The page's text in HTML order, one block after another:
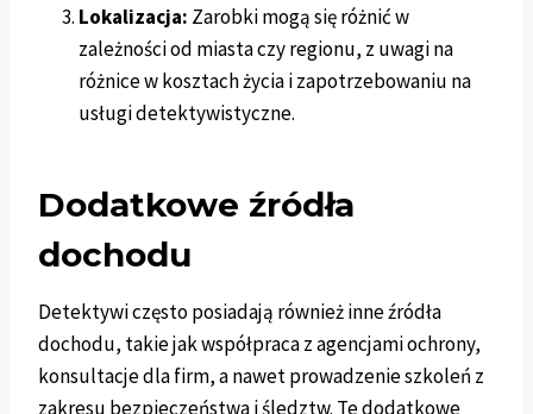
Lokalizacja: Zarobki mogą się różnić w
zależności od miasta czy regionu, z uwagi na
różnice w kosztach życia i zapotrzebowaniu na
usługi detektywistyczne.
Dodatkowe źródła
dochodu
Detektywi często posiadają również inne źródła
dochodu, takie jak współpraca z agencjami ochrony,
konsultacje dla firm, a nawet prowadzenie szkoleń z
zakresu bezpieczeństwa i śledztw. Te dodatkowe